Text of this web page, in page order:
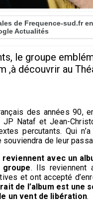
de Frequence-sud.fr en
Actualités
le groupe
,à découvrir au
des années 90,
JP Nataf et Jean-
percutants. Qui
souviendra de leur
reviennent avec un
. Ils reviennent
et ont accepté
de l’album est une
un vent de libération.